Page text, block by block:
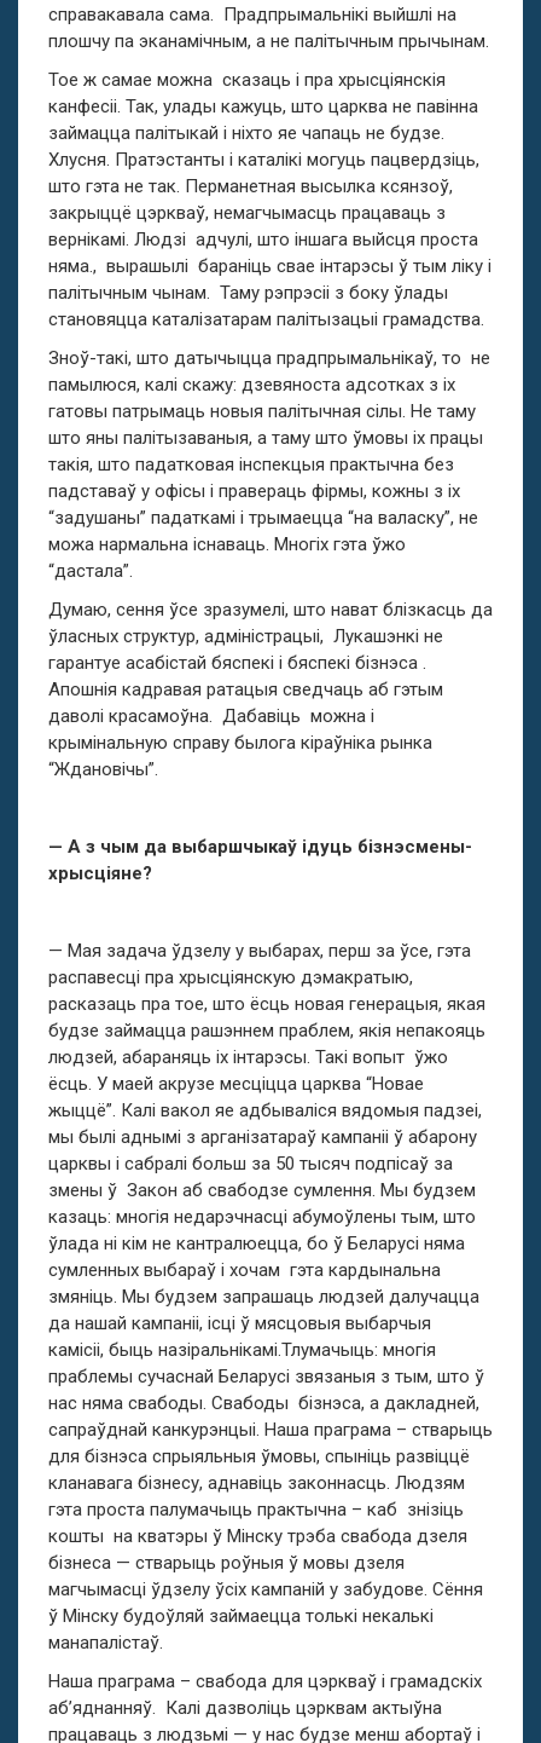
справакавала сама. Прадпрымальнікі выйшлі на
плошчу па эканамічным, а не палітычным прычынам.
Тое ж самае можна сказаць і пра хрысціянскія
канфесіі. Так, улады кажуць, што царква не павінна
займацца палітыкай і ніхто яе чапаць не будзе.
Хлусня. Пратэстанты і каталікі могуць пацвердзіць,
што гэта не так. Перманетная высылка ксянзоў,
закрыццё цэркваў, немагчымасць працаваць з
вернікамі. Людзі адчулі, што іншага выйсця проста
няма., вырашылі бараніць свае інтарэсы ў тым ліку і
палітычным чынам. Таму рэпрэсіі з боку ўлады
становяцца каталізатарам палітызацыі грамадства.
Зноў-такі, што датычыцца прадпрымальнікаў, то не
памылюся, калі скажу: дзевяноста адсотках з іх
гатовы патрымаць новыя палітычная сілы. Не таму
што яны палітызаваныя, а таму што ўмовы іх працы
такія, што падатковая інспекцыя практычна без
падставаў у офісы і правераць фірмы, кожны з іх
“задушаны” падаткамі і трымаецца “на валаску”, не
можа нармальна існаваць. Многіх гэта ўжо
“дастала”.
Думаю, сення ўсе зразумелі, што нават блізкасць да
ўласных структур, адміністрацыі, Лукашэнкі не
гарантуе асабістай бяспекі і бяспекі бізнэса .
Апошнія кадравая ратацыя сведчаць аб гэтым
даволі красамоўна. Дабавіць можна і
крымінальную справу былога кіраўніка рынка
“Ждановічы”.
— А з чым да выбаршчыкаў ідуць бізнэсмены-
хрысціяне?
— Мая задача ўдзелу у выбарах, перш за ўсе, гэта
распавесці пра хрысціянскую дэмакратыю,
расказаць пра тое, што ёсць новая генерацыя, якая
будзе займацца рашэннем праблем, якія непакояць
людзей, абараняць іх інтарэсы. Такі вопыт ўжо
ёсць. У маей акрузе месціцца царква “Новае
жыццё”. Калі вакол яе адбываліся вядомыя падзеі,
мы былі аднымі з арганізатараў кампаніі ў абарону
царквы і сабралі больш за 50 тысяч подпісаў за
змены ў Закон аб свабодзе сумлення. Мы будзем
казаць: многія недарэчнасці абумоўлены тым, што
ўлада ні кім не кантралюецца, бо ў Беларусі няма
сумленных выбараў і хочам гэта кардынальна
змяніць. Мы будзем запрашаць людзей далучацца
да нашай кампаніі, ісці ў мясцовыя выбарчыя
камісіі, быць назіральнікамі.Тлумачыць: многія
праблемы сучаснай Беларусі звязаныя з тым, што ў
нас няма свабоды. Свабоды бізнэса, а дакладней,
сапраўднай канкурэнцыі. Наша праграма – стварыць
для бізнэса спрыяльныя ўмовы, спыніць развіццё
кланавага бізнесу, аднавіць законнасць. Людзям
гэта проста палумачыць практычна – каб знізіць
кошты на кватэры ў Мінску трэба свабода дзеля
бізнеса — стварыць роўныя ў мовы дзеля
магчымасці ўдзелу ўсіх кампаній у забудове. Сёння
ў Мінску будоўляй займаецца толькі некалькі
манапалістаў.
Наша праграма – свабода для цэркваў і грамадскіх
аб’яднанняў. Калі дазволіць цэрквам актыўна
працаваць з людзьмі — у нас будзе менш абортаў і